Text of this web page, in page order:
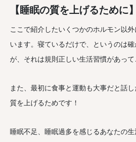
【睡眠の質を上げるために】
ここで紹介したいくつかのホルモン以
います。寝ているだけで、というのは
が、それは規則正しい生活習慣があって
また、最初に食事と運動も大事だと話
質を上げるためです！
睡眠不足、睡眠過多を感じるあなたの